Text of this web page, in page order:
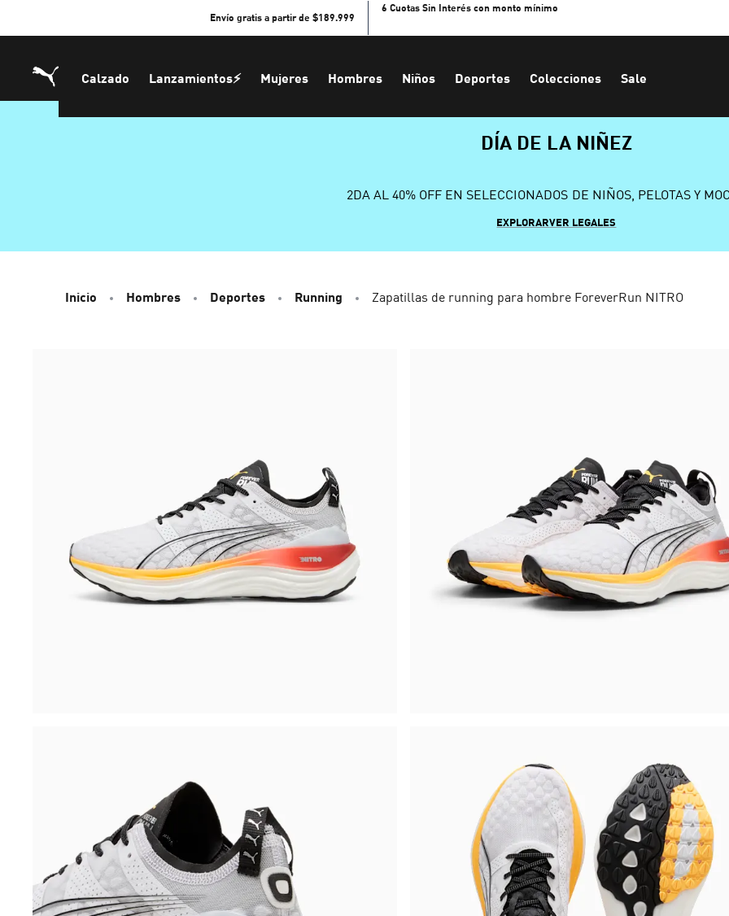
Envío gratis a partir de $189.999
6 Cuotas Sin Interés con monto mínimo
Calzado Lanzamientos⚡ Mujeres Hombres Niños Deportes Colecciones Sale
DÍA DE LA NIÑEZ
2DA AL 40% OFF EN SELECCIONADOS DE NIÑOS, PELOTAS Y
EXPLORARVER LEGALES
Inicio Hombres Deportes Running Zapatillas de running para hombre ForeverRun NITRO